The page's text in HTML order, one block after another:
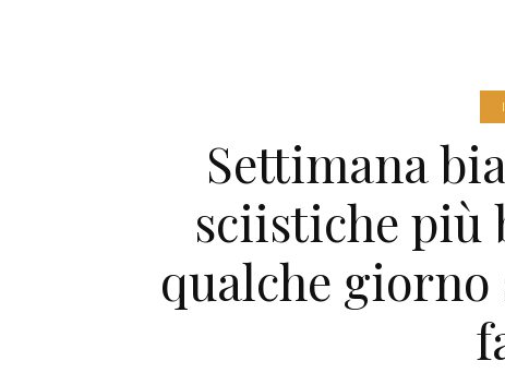
Settimana
sciistiche più
qualche giorno